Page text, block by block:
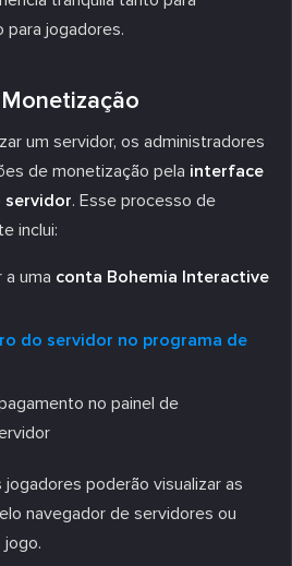
para jogadores.
um servidor, os administradores
de monetização pela interface
servidor. Esse processo de
inclui:
a uma conta Bohemia Interactive
do servidor no programa de
no painel de
poderão visualizar as
navegador de servidores ou